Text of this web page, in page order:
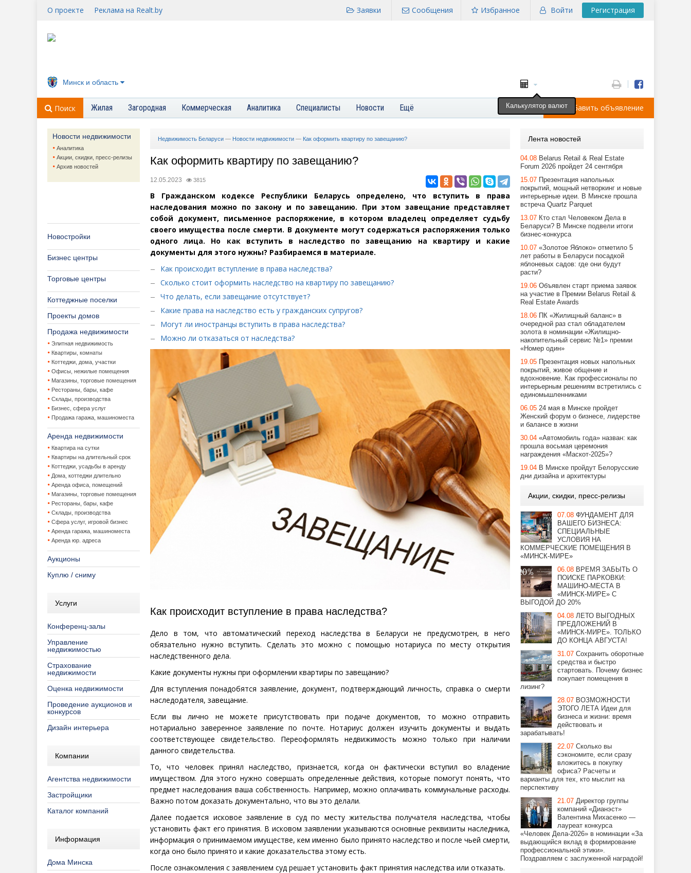
О проекте Реклама на Realt.by Войти Регистрация
Избранное
Сообщения
Заявки
Минск и область
Поиск Жилая Загородная Коммерческая Аналитика Специалисты Новости Ещё Добавить объявление
Новости недвижимости
Аналитика
Акции, скидки, пресс-релизы
Архив новостей
Новостройки
Бизнес центры
Торговые центры
Коттеджные поселки
Проекты домов
Продажа недвижимости
Элитная недвижимость
Квартиры, комнаты
Коттеджи, дома, участки
Офисы, нежилые помещения
Магазины, торговые помещения
Рестораны, бары, кафе
Склады, производства
Бизнес, сфера услуг
Продажа гаража, машиноместа
Аренда недвижимости
Квартира на сутки
Квартиры на длительный срок
Коттеджи, усадьбы в аренду
Дома, коттеджи длительно
Аренда офиса, помещений
Магазины, торговые помещения
Рестораны, бары, кафе
Склады, производства
Сфера услуг, игровой бизнес
Аренда гаража, машиноместа
Аренда юр. адреса
Аукционы
Куплю / сниму
Услуги
Конференц-залы
Управление
недвижимостью
Страхование
недвижимости
Оценка недвижимости
Проведение аукционов и
конкурсов
Дизайн интерьера
Компании
Агентства недвижимости
Застройщики
Каталог компаний
Информация
Дома Минска
Недвижимость Беларуси — Новости недвижимости — Как оформить квартиру по завещанию?
Как оформить квартиру по завещанию?
12.05.2023 3815
В Гражданском кодексе Республики Беларусь определено, что вступить в права
наследования можно по закону и по завещанию. При этом завещание представляет
собой документ, письменное распоряжение, в котором владелец определяет судьбу
своего имущества после смерти. В документе могут содержаться распоряжения только
одного лица. Но как вступить в наследство по завещанию на квартиру и какие
документы для этого нужны? Разбираемся в материале.
Как происходит вступление в права наследства?
Сколько стоит оформить наследство на квартиру по завещанию?
Что делать, если завещание отсутствует?
Какие права на наследство есть у гражданских супругов?
Могут ли иностранцы вступить в права наследства?
Можно ли отказаться от наследства?
Как происходит вступление в права наследства?
Дело в том, что автоматический переход наследства в Беларуси не предусмотрен, в него
обязательно нужно вступить. Сделать это можно с помощью нотариуса по месту открытия
наследственного дела.
Какие документы нужны при оформлении квартиры по завещанию?
Для вступления понадобятся заявление, документ, подтверждающий личность, справка о смерти
наследодателя, завещание.
Если вы лично не можете присутствовать при подаче документов, то можно отправить
нотариально заверенное заявление по почте. Нотариус должен изучить документы и выдать
соответствующее свидетельство. Переоформлять недвижимость можно только при наличии
данного свидетельства.
То, что человек принял наследство, признается, когда он фактически вступил во владение
имуществом. Для этого нужно совершать определенные действия, которые помогут понять, что
предмет наследования ваша собственность. Например, можно оплачивать коммунальные расходы.
Важно потом доказать документально, что вы это делали.
Далее подается исковое заявление в суд по месту жительства получателя наследства, чтобы
установить факт его принятия. В исковом заявлении указываются основные реквизиты наследника,
информация о принимаемом имуществе, кем именно было принято наследство и после чьей смерти,
когда оно было принято и какие доказательства этому есть.
После ознакомления с заявлением суд решает установить факт принятия наследства или отказать.
Лента новостей
04.08 Belarus Retail & Real Estate
Forum 2026 пройдет 24 сентября
15.07 Презентация напольных
покрытий, мощный нетворкинг и новые
интерьерные идеи. В Минске прошла
встреча Quartz Parquet
13.07 Кто стал Человеком Дела в
Беларуси? В Минске подвели итоги
бизнес-конкурса
10.07 «Золотое Яблоко» отметило 5
лет работы в Беларуси посадкой
яблоневых садов: где они будут
расти?
19.06 Объявлен старт приема заявок
на участие в Премии Belarus Retail &
Real Estate Awards
18.06 ПК «Жилищный баланс» в
очередной раз стал обладателем
золота в номинации «Жилищно-
накопительный сервис №1» премии
«Номер один»
19.05 Презентация новых напольных
покрытий, живое общение и
вдохновение. Как профессионалы по
интерьерным решениям встретились с
единомышленниками
06.05 24 мая в Минске пройдет
Женский форум о бизнесе, лидерстве
и балансе в жизни
30.04 «Автомобиль года» назван: как
прошла восьмая церемония
награждения «Маскот-2025»?
19.04 В Минске пройдут Белорусские
дни дизайна и архитектуры
Акции, скидки, пресс-релизы
07.08 ФУНДАМЕНТ ДЛЯ
ВАШЕГО БИЗНЕСА:
СПЕЦИАЛЬНЫЕ
УСЛОВИЯ НА
КОММЕРЧЕСКИЕ ПОМЕЩЕНИЯ В
«МИНСК-МИРЕ»
06.08 ВРЕМЯ ЗАБЫТЬ О
ПОИСКЕ ПАРКОВКИ:
МАШИНО-МЕСТА В
«МИНСК-МИРЕ» С
ВЫГОДОЙ ДО 20%
04.08 ЛЕТО ВЫГОДНЫХ
ПРЕДЛОЖЕНИЙ В
«МИНСК-МИРЕ». ТОЛЬКО
ДО КОНЦА АВГУСТА!
31.07 Сохранить оборотные
средства и быстро
стартовать. Почему бизнес
покупает помещения в
лизинг?
28.07 ВОЗМОЖНОСТИ
ЭТОГО ЛЕТА Идеи для
бизнеса и жизни: время
действовать и
зарабатывать!
22.07 Сколько вы
сэкономите, если сразу
вложитесь в покупку
офиса? Расчеты и
варианты для тех, кто мыслит на
перспективу
21.07 Директор группы
компаний «Дианэст»
Валентина Михасенко —
лауреат конкурса
«Человек Дела-2026» в номинации «За
выдающийся вклад в формирование
профессиональной этики».
Поздравляем с заслуженной наградой!
Калькулятор валют